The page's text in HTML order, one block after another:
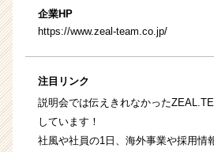
企業HP
https://www.zeal-team.co.jp/
注目リンク
説明会では伝えきれなかった
しています！
社風や社員の1日、海外事業や採用情